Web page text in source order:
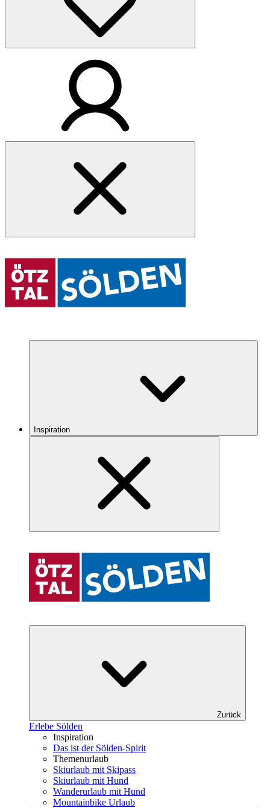
Inspiration
Zurück
Erlebe Sölden
Inspiration
Das ist der Sölden-Spirit
Themenurlaub
Skiurlaub mit Skipass
Skiurlaub mit Hund
Wanderurlaub mit Hund
Mountainbike Urlaub